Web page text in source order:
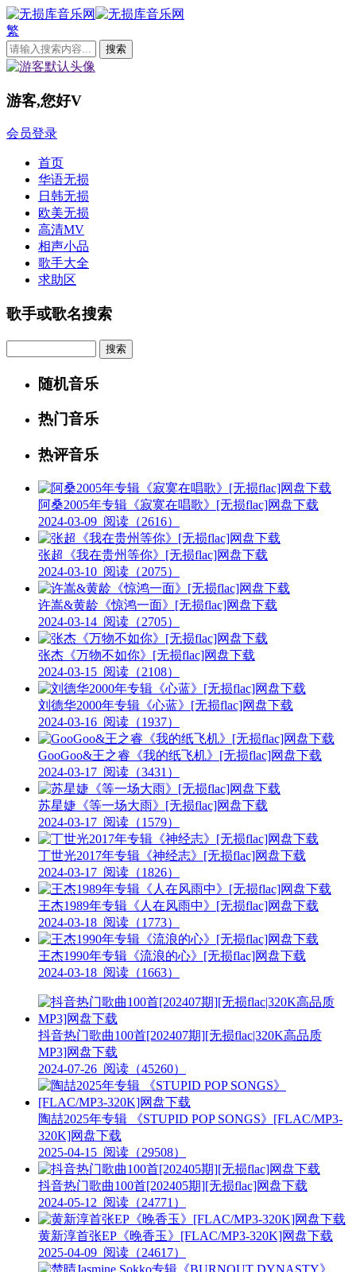
繁
游客,您好V
会员登录
首页
华语无损
日韩无损
欧美无损
高清MV
相声小品
歌手大全
求助区
歌手或歌名搜索
随机音乐
热门音乐
热评音乐
阿桑2005年专辑《寂寞在唱歌》[无损flac]网盘下载
2024-03-09 阅读（2616）
张超《我在贵州等你》[无损flac]网盘下载
2024-03-10 阅读（2075）
许嵩&黄龄《惊鸿一面》[无损flac]网盘下载
2024-03-14 阅读（2705）
张杰《万物不如你》[无损flac]网盘下载
2024-03-15 阅读（2108）
刘德华2000年专辑《心蓝》[无损flac]网盘下载
2024-03-16 阅读（1937）
GooGoo&王之睿《我的纸飞机》[无损flac]网盘下载
2024-03-17 阅读（3431）
苏星婕《等一场大雨》[无损flac]网盘下载
2024-03-17 阅读（1579）
丁世光2017年专辑《神经志》[无损flac]网盘下载
2024-03-17 阅读（1826）
王杰1989年专辑《人在风雨中》[无损flac]网盘下载
2024-03-18 阅读（1773）
王杰1990年专辑《流浪的心》[无损flac]网盘下载
2024-03-18 阅读（1663）
抖音热门歌曲100首[202407期][无损flac|320K高品质
MP3]网盘下载
2024-07-26 阅读（45260）
陶喆2025年专辑 《STUPID POP SONGS》[FLAC/MP3-
320K]网盘下载
2025-04-15 阅读（29508）
抖音热门歌曲100首[202405期][无损flac]网盘下载
2024-05-12 阅读（24771）
黄新淳首张EP《晚香玉》[FLAC/MP3-320K]网盘下载
2025-04-09 阅读（24617）